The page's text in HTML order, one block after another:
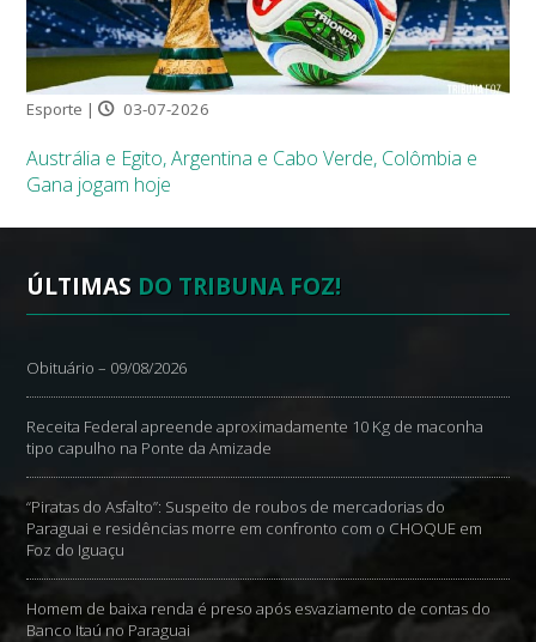
Esporte | 03-07-2026
Austrália e Egito, Argentina e Cabo Verde, Colômbia e
Gana jogam hoje
ÚLTIMAS DO TRIBUNA FOZ!
Obituário – 09/08/2026
Receita Federal apreende aproximadamente 10 Kg de maconha
tipo capulho na Ponte da Amizade
“Piratas do Asfalto”: Suspeito de roubos de mercadorias do
Paraguai e residências morre em confronto com o CHOQUE em
Foz do Iguaçu
Homem de baixa renda é preso após esvaziamento de contas do
Banco Itaú no Paraguai